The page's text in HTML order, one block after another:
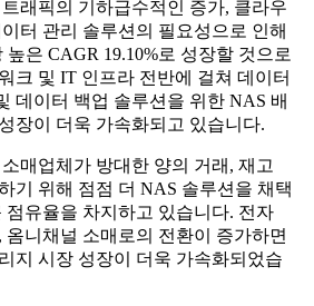
래픽의 기하급수적인 증가, 클라우
터 관리 솔루션의 필요성으로 인해
높은 CAGR 19.10%로 성장할 것으로
크 및 IT 인프라 전반에 걸쳐 데이터
데이터 백업 솔루션을 위한 NAS 배
장이 더욱 가속화되고 있습니다.
매업체가 방대한 양의 거래, 재고
기 위해 점점 더 NAS 솔루션을 채택
점유율을 차지하고 있습니다. 전자
니채널 소매로의 전환이 증가하면
지 시장 성장이 더욱 가속화되었습